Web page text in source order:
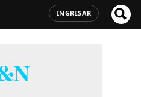
INGRESAR